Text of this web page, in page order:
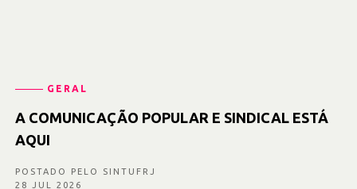
GERAL
A COMUNICAÇÃO POPULAR E SINDICAL ESTÁ
AQUI
POSTADO PELO SINTUFRJ
28 JUL 2026